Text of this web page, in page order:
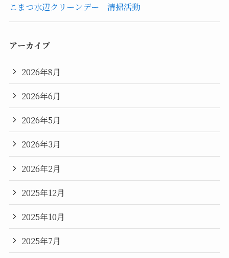
こまつ水辺クリーンデー 清掃活動
アーカイブ
2026年8月
2026年6月
2026年5月
2026年3月
2026年2月
2025年12月
2025年10月
2025年7月